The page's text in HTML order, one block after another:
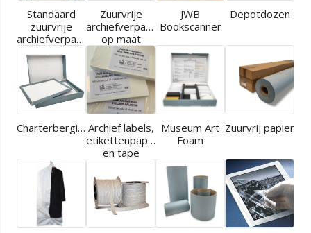
Standaard
zuurvrije
archiefverpakkingen
Zuurvrije
archiefverpakkingen
op maat
JWB
Bookscanner
Depotdozen
Charterbergingen Archief labels,
etikettenpapier
en tape
Museum Art
Foam
Zuurvrij papier